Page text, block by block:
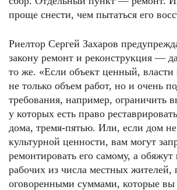
проще снести, чем пытаться его
Риелтор Сергей Захаров
закону ремонт и реконструкция —
то же. «Если объект ценный, власти
не только объем работ, но и очень
требования, например, ограничить
у которых есть право
дома, тремя-пятью. Или, если дом не
культурной ценности, вам могут
ремонтировать его самому, а обяжут
рабочих из числа местных жителей,
оговоренными суммами, которые вы